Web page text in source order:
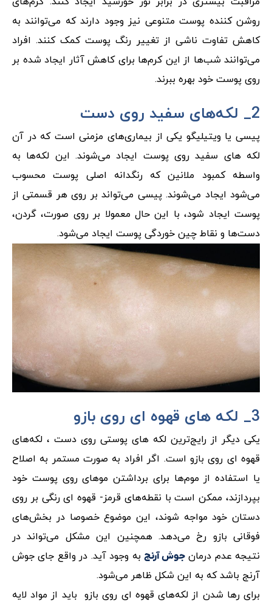
روشن کننده پوست متنوعی نیز وجود دارند که می‌توانند به
کاهش تفاوت ناشی از تغییر رنگ پوست کمک کنند. افراد
می‌توانند شب‌ها از این کرم‌ها برای کاهش آثار ایجاد شده بر
روی پوست خود بهره ببرند.
2_ لکه‌های سفید روی دست
پیسی یا ویتیلیگو یکی از بیماری‌های مزمنی است که در آن
لکه های سفید روی پوست ایجاد می‌شوند. این لکه‌ها به
واسطه کمبود ملانین که رنگدانه اصلی پوست محسوب
می‌شود ایجاد می‌شوند. پیسی می‌تواند بر روی هر قسمتی از
پوست ایجاد شود، با این حال معمولا بر روی صورت، گردن،
دست‌ها و نقاط چین خوردگی پوست ایجاد می‌شود.
3_ لکه های قهوه ای روی بازو
یکی دیگر از رایج‌ترین لکه های پوستی روی دست ، لکه‌های
قهوه ای روی بازو است. اگر افراد به صورت مستمر به اصلاح
یا استفاده از موم‌ها برای برداشتن موهای روی پوست خود
بپردازند، ممکن است با نقطه‌های قرمز- قهوه ای رنگی بر روی
دستان خود مواجه شوند، این موضوع خصوصا در بخش‌های
فوقانی بازو رخ می‌دهد. همچنین این مشکل می‌تواند در
نتیجه عدم درمانجوش آرنجبه وجود آید. در واقع جای جوش
آرنج باشد که به این شکل ظاهر می‌شود.
برای رها شدن از لکه‌های قهوه ای روی بازو باید از مواد لایه